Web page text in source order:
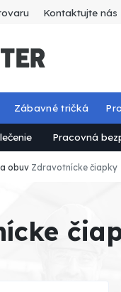
Kontaktujte nás
Pracovná
Zábavné tričká
obuv Zdravotnícke čiapky